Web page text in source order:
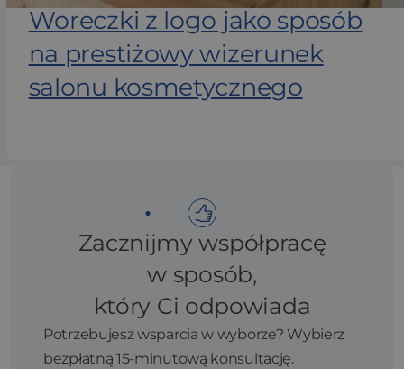
Woreczki z logo jako sposób
na prestiżowy wizerunek
salonu kosmetycznego
Zacznijmy współpracę
w sposób,
który Ci odpowiada
Potrzebujesz wsparcia w wyborze? Wybierz
bezpłatną 15-minutową konsultację.